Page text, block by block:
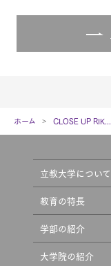
ホーム CLOSE UP RIK...
立教大学について
教育の特長
学部の紹介
大学院の紹介